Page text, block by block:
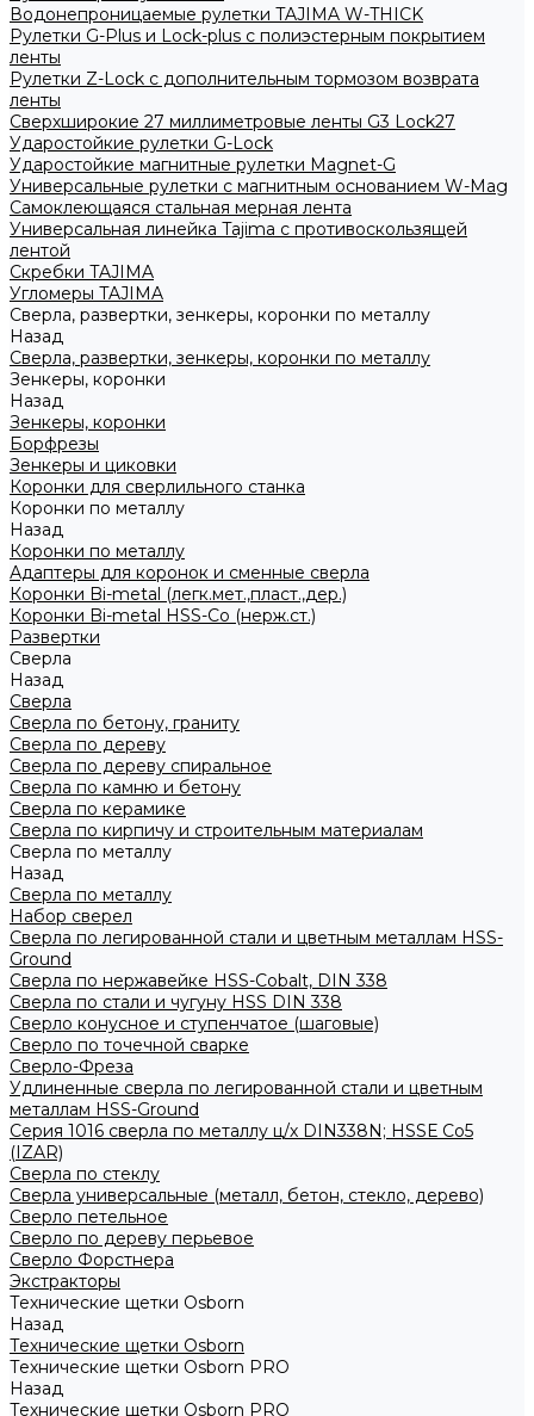
Водонепроницаемые рулетки TAJIMA W-THICK
Рулетки G-Plus и Lock-plus с полиэстерным покрытием
ленты
Рулетки Z-Lock с дополнительным тормозом возврата
ленты
Сверхширокие 27 миллиметровые ленты G3 Lock27
Ударостойкие рулетки G-Lock
Ударостойкие магнитные рулетки Magnet-G
Универсальные рулетки с магнитным основанием W-Mag
Самоклеющаяся стальная мерная лента
Универсальная линейка Tajima с противоскользящей
лентой
Скребки TAJIMA
Угломеры TAJIMA
Сверла, развертки, зенкеры, коронки по металлу
Назад
Сверла, развертки, зенкеры, коронки по металлу
Зенкеры, коронки
Назад
Зенкеры, коронки
Борфрезы
Зенкеры и циковки
Коронки для сверлильного станка
Коронки по металлу
Назад
Коронки по металлу
Адаптеры для коронок и сменные сверла
Коронки Bi-metal (легк.мет.,пласт.,дер.)
Коронки Bi-metal HSS-Co (нерж.ст.)
Развертки
Сверла
Назад
Сверла
Сверла по бетону, граниту
Сверла по дереву
Сверла по дереву спиральное
Сверла по камню и бетону
Сверла по керамике
Сверла по кирпичу и строительным материалам
Сверла по металлу
Назад
Сверла по металлу
Набор сверел
Сверла по легированной стали и цветным металлам HSS-
Ground
Сверла по нержавейке HSS-Cobalt, DIN 338
Сверла по стали и чугуну HSS DIN 338
Сверло конусное и ступенчатое (шаговые)
Сверло по точечной сварке
Сверло-Фреза
Удлиненные сверла по легированной стали и цветным
металлам HSS-Ground
Серия 1016 сверла по металлу ц/х DIN338N; HSSЕ Со5
(IZAR)
Сверла по стеклу
Сверла универсальные (металл, бетон, стекло, дерево)
Сверло петельное
Сверло по дереву перьевое
Сверло Форстнера
Экстракторы
Технические щетки Osborn
Назад
Технические щетки Osborn
Технические щетки Osborn PRO
Назад
Технические щетки Osborn PRO